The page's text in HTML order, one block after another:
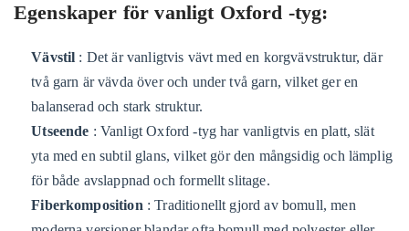
Egenskaper för vanligt Oxford -tyg:
Vävstil : Det är vanligtvis vävt med en korgvävstruktur, där
två garn är vävda över och under två garn, vilket ger en
balanserad och stark struktur.
Utseende : Vanligt Oxford -tyg har vanligtvis en platt, slät
yta med en subtil glans, vilket gör den mångsidig och lämplig
för både avslappnad och formellt slitage.
Fiberkomposition : Traditionellt gjord av bomull, men